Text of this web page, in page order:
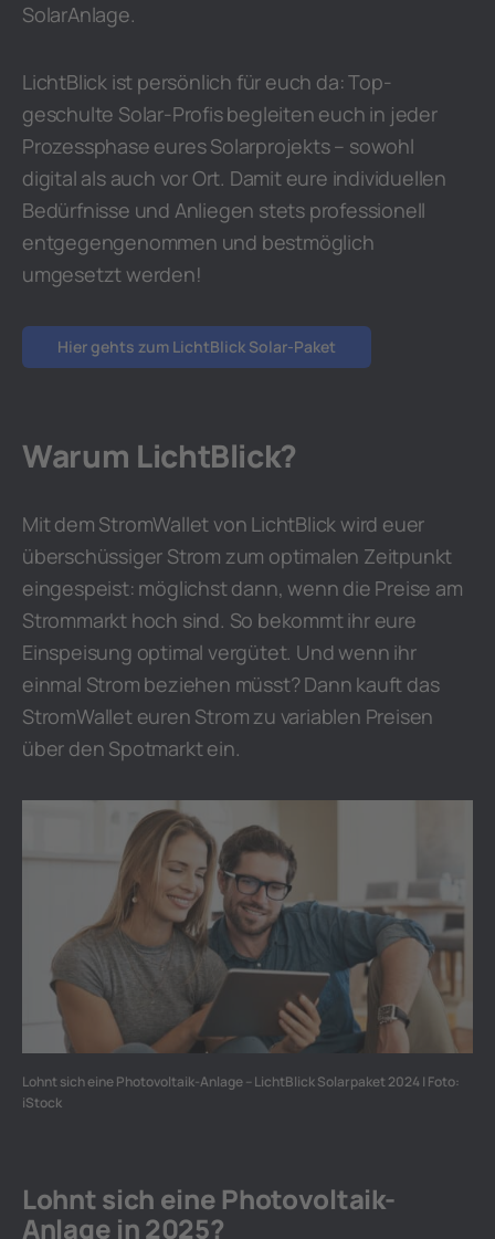
SolarAnlage.
LichtBlick ist persönlich für euch da: Top-
geschulte Solar-Profis begleiten euch in jeder
Prozessphase eures Solarprojekts – sowohl
digital als auch vor Ort. Damit eure individuellen
Bedürfnisse und Anliegen stets professionell
entgegengenommen und bestmöglich
umgesetzt werden!
Hier gehts zum LichtBlick Solar-Paket
Warum LichtBlick?
Mit dem StromWallet von LichtBlick wird euer
überschüssiger Strom zum optimalen Zeitpunkt
eingespeist: möglichst dann, wenn die Preise am
Strommarkt hoch sind. So bekommt ihr eure
Einspeisung optimal vergütet. Und wenn ihr
einmal Strom beziehen müsst? Dann kauft das
StromWallet euren Strom zu variablen Preisen
über den Spotmarkt ein.
Lohnt sich eine Photovoltaik-Anlage – LichtBlick Solarpaket 2024 | Foto:
iStock
Lohnt sich eine Photovoltaik-
Anlage in 2025?